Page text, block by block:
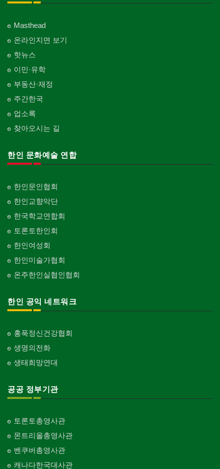
Masthead
온라인지면 보기
핫뉴스
이민·유학
부동산·재정
주간한국
업소록
찾아오시는 길
한인 문화예술 연합
한인문인협회
한인교향악단
한국학교연합회
토론토한인회
한인여성회
한인미술가협회
온주한인실협인협회
한인 공익 네트워크
홍푹정신건강협회
생명의전화
생태희망연대
공공 정부기관
토론토총영사관
몬트리올총영사관
벤쿠버총영사관
캐나다한국대사관